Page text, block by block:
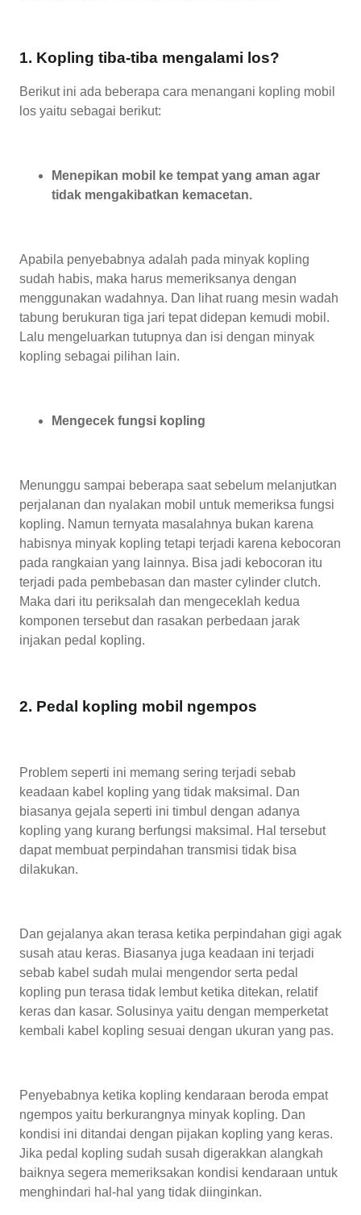
1. Kopling tiba-tiba mengalami los?
Berikut ini ada beberapa cara menangani kopling mobil
los yaitu sebagai berikut:
Menepikan mobil ke tempat yang aman agar
tidak mengakibatkan kemacetan.
Apabila penyebabnya adalah pada minyak kopling
sudah habis, maka harus memeriksanya dengan
menggunakan wadahnya. Dan lihat ruang mesin wadah
tabung berukuran tiga jari tepat didepan kemudi mobil.
Lalu mengeluarkan tutupnya dan isi dengan minyak
kopling sebagai pilihan lain.
Mengecek fungsi kopling
Menunggu sampai beberapa saat sebelum melanjutkan
perjalanan dan nyalakan mobil untuk memeriksa fungsi
kopling. Namun ternyata masalahnya bukan karena
habisnya minyak kopling tetapi terjadi karena kebocoran
pada rangkaian yang lainnya. Bisa jadi kebocoran itu
terjadi pada pembebasan dan master cylinder clutch.
Maka dari itu periksalah dan mengeceklah kedua
komponen tersebut dan rasakan perbedaan jarak
injakan pedal kopling.
2. Pedal kopling mobil ngempos
Problem seperti ini memang sering terjadi sebab
keadaan kabel kopling yang tidak maksimal. Dan
biasanya gejala seperti ini timbul dengan adanya
kopling yang kurang berfungsi maksimal. Hal tersebut
dapat membuat perpindahan transmisi tidak bisa
dilakukan.
Dan gejalanya akan terasa ketika perpindahan gigi agak
susah atau keras. Biasanya juga keadaan ini terjadi
sebab kabel sudah mulai mengendor serta pedal
kopling pun terasa tidak lembut ketika ditekan, relatif
keras dan kasar. Solusinya yaitu dengan memperketat
kembali kabel kopling sesuai dengan ukuran yang pas.
Penyebabnya ketika kopling kendaraan beroda empat
ngempos yaitu berkurangnya minyak kopling. Dan
kondisi ini ditandai dengan pijakan kopling yang keras.
Jika pedal kopling sudah susah digerakkan alangkah
baiknya segera memeriksakan kondisi kendaraan untuk
menghindari hal-hal yang tidak diinginkan.